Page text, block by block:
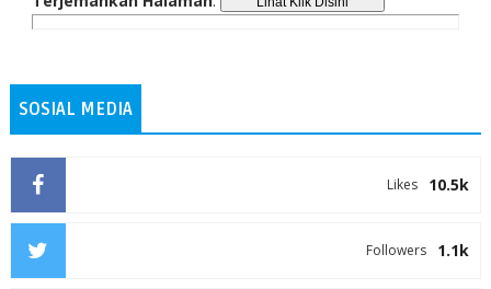
SOSIAL MEDIA
10.5k
Likes
1.1k
Followers